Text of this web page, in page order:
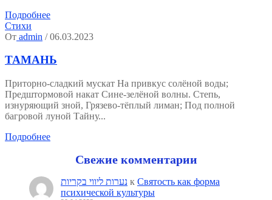
Подробнее
Стихи
От admin / 06.03.2023
ТАМАНЬ
Приторно-сладкий мускат На привкус солёной воды;
Предштормовой накат Сине-зелёной волны. Степь,
изнуряющий зной, Грязево-тёплый лиман; Под полной
багровой луной Тайну...
Подробнее
Свежие комментарии
נערות ליווי בקריות к Святость как форма
психической культуры